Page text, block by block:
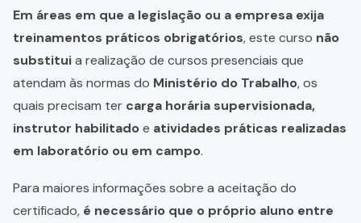
Em áreas em que a legislação ou a empresa exija
treinamentos práticos obrigatórios, este curso não
substituia realização de cursos presenciais que
atendam às normas do Ministério do Trabalho, os
quais precisam ter carga horária supervisionada,
instrutor habilitadoe atividades práticas realizadas
em laboratório ou em campo.
Para maiores informações sobre a aceitação do
certificado, é necessário que o próprio aluno entre